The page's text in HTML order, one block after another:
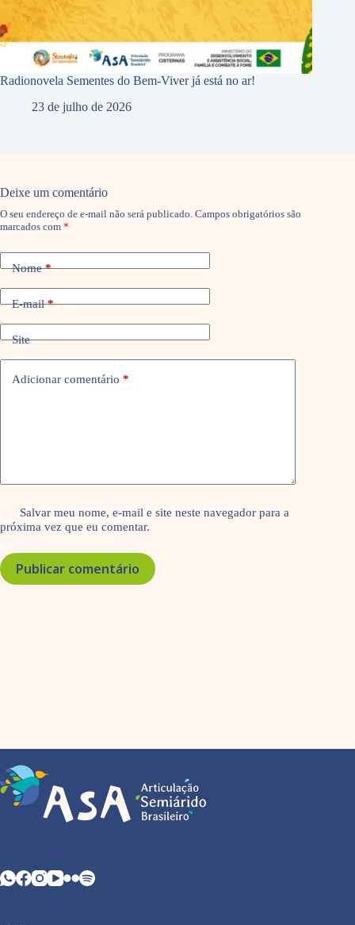
Radionovela Sementes do Bem-Viver já está no ar!
23 de julho de 2026
Deixe um comentário
O seu endereço de e-mail não será publicado. Campos obrigatórios são
marcados com *
Nome*
E-mail*
Site
Adicionar comentário *
Salvar meu nome, e-mail e site neste navegador para a
próxima vez que eu comentar.
Publicar comentário